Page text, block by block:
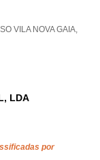
VILA NOVA GAIA,
LDA
por